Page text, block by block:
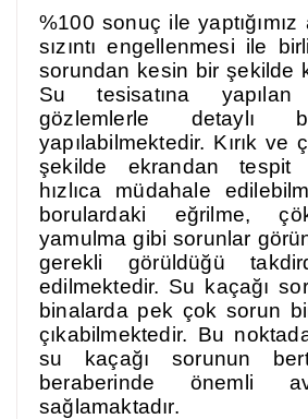
%100 sonuç ile yaptığımız
sızıntı engellenmesi ile
sorundan kesin bir şekilde
Su tesisatına
gözlemlerle detaylı
yapılabilmektedir. Kırık ve
şekilde ekrandan tespit
hızlıca müdahale
borulardaki eğrilme,
yamulma gibi sorunlar
gerekli görüldüğü
edilmektedir. Su kaçağı
binalarda pek çok sorun
çıkabilmektedir. Bu
su kaçağı sorunun
beraberinde önemli
sağlamaktadır.